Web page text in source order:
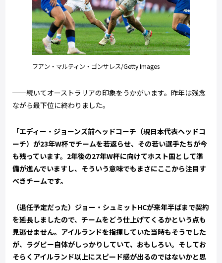
フアン・マルティン・ゴンサレス/Getty Images
──続いてオーストラリアの印象をうかがいます。昨年は残念
ながら最下位に終わりました。
「エディー・ジョーンズ前ヘッドコーチ（現日本代表ヘッドコ
ーチ）が23年W杯でチームを若返らせ、その若い選手たちが今
も残っています。2年後の27年W杯に向けてホスト国として準
備が進んでいますし、そういう意味でもまさにここから注目す
べきチームです。
（退任予定だった）ジョー・シュミットHCが来年半ばまで契約
を延長しましたので、チームをどう仕上げてくるかという点も
見逃せません。アイルランドを指揮していた当時もそうでした
が、ラグビー自体がしっかりしていて、おもしろい。そしてお
そらくアイルランド以上にスピード感が出るのではないかと思